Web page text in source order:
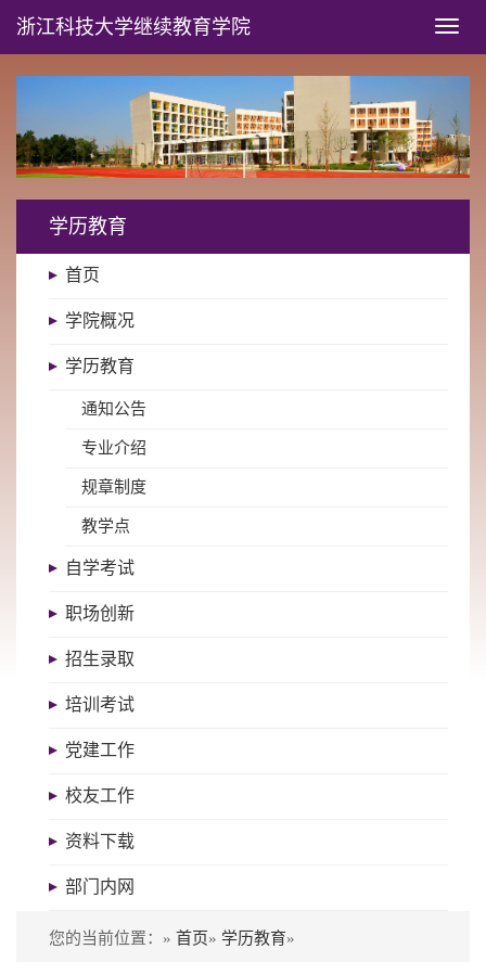
浙江科技大学继续教育学院
学历教育
首页
学院概况
学历教育
通知公告
专业介绍
规章制度
教学点
自学考试
职场创新
招生录取
培训考试
党建工作
校友工作
资料下载
部门内网
您的当前位置：» 首页» 学历教育»